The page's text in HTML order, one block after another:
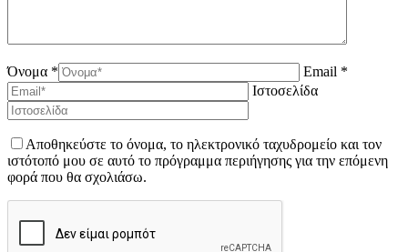
Όνομα *
Email *
Ιστοσελίδα
Αποθηκεύστε το όνομα, το ηλεκτρονικό ταχυδρομείο και τον
ιστότοπό μου σε αυτό το πρόγραμμα περιήγησης για την επόμενη
φορά που θα σχολιάσω.